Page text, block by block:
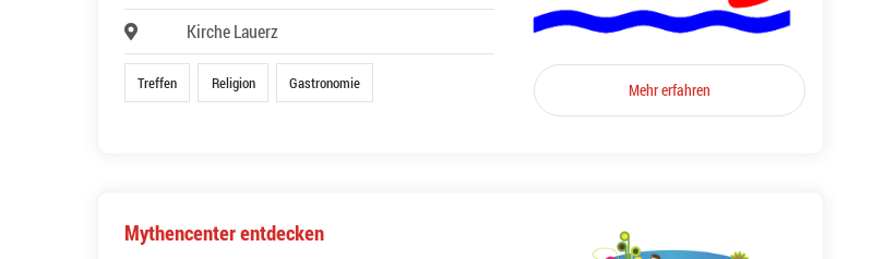
Kirche Lauerz
Treffen Religion Gastronomie Mehr erfahren
Mythencenter entdecken